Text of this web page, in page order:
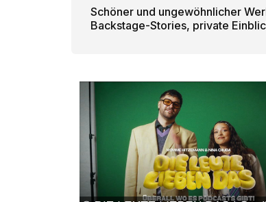
Schöner und ungewöhnlicher
Backstage-Stories, private